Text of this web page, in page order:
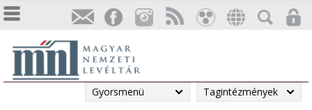
Gyorsmenü Tagintézmények